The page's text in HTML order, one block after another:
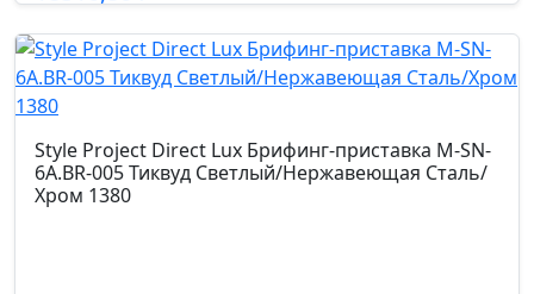
Подробнее
Style Project Direct Lux Брифинг-приставка M-SN-
6A.BR-005 Тиквуд Светлый/Нержавеющая Сталь/
Хром 1380